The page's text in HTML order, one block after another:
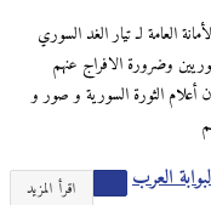
لـ تيار الغد السوري
وضرورة الافراج عنهم
الثورة السورية و صور و
اقرأ المزيد
العرب